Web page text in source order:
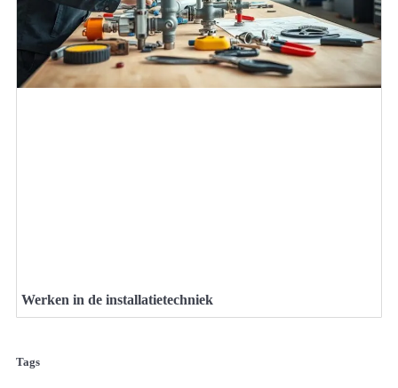
Werken in de installatietechniek
Tags